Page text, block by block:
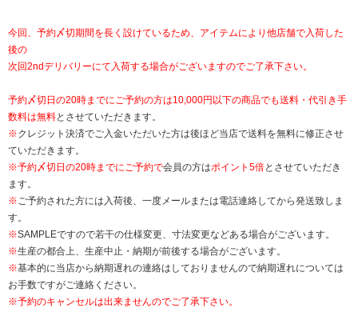
今回、予約〆切期間を長く設けているため、アイテムにより他店舗で入荷した
後の
次回2ndデリバリーにて入荷する場合がございますのでご了承下さい。
予約〆切日の20時までにご予約の方は10,000円以下の商品でも送料・代引き手
数料は無料とさせていただきます。
※クレジット決済でご入金いただいた方は後ほど当店で送料を無料に修正させ
ていただきます。
※予約〆切日の20時までにご予約で会員の方はポイント5倍とさせていただき
ます。
※ ご予約された方には入荷後、一度メールまたは電話連絡してから発送致しま
す。
※SAMPLEですので若干の仕様変更、寸法変更などある場合がございます。
※生産の都合上、生産中止・納期が前後する場合がございます。
※基本的に当店から納期遅れの連絡はしておりませんので納期遅れについては
お手数ですがご連絡ください。
※予約のキャンセルは出来ませんのでご了承下さい。